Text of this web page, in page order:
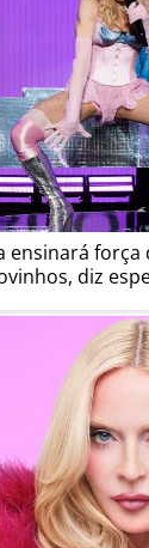
ensinará força
diz